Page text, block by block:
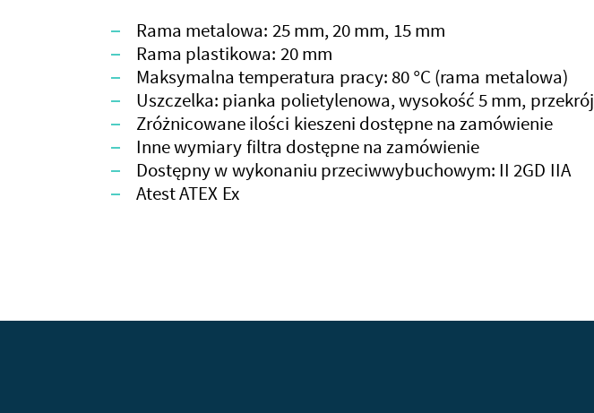
Rama metalowa: 25 mm, 20 mm, 15 mm
Rama plastikowa: 20 mm
Maksymalna temperatura pracy: 80 °C (rama metalowa)
Uszczelka: pianka polietylenowa, wysokość 5 mm, przekrój
Zróżnicowane ilości kieszeni dostępne na zamówienie
Inne wymiary filtra dostępne na zamówienie
Dostępny w wykonaniu przeciwwybuchowym: II 2GD IIA
Atest ATEX Ex